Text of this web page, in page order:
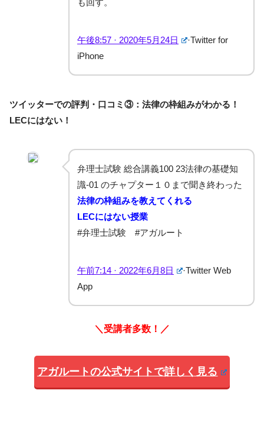
午後8:57 · 2020年5月24日 ·Twitter for
iPhone
ツイッターでの評判・口コミ③：法律の枠組みがわかる！
LECにはない！
弁理士試験 総合講義100 23法律の基礎知
識-01 のチャプター１０まで聞き終わった
法律の枠組みを教えてくれる
LECにはない授業
#弁理士試験
#アガルート
午前7:14 · 2022年6月8日 ·Twitter Web
App
＼受講者多数！／
アガルートの公式サイトで詳しく見る